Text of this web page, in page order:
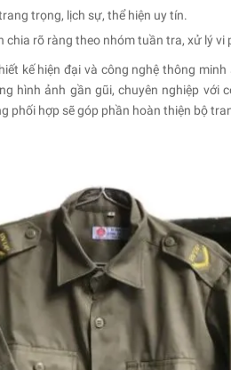
trọng, lịch sự, thể hiện uy tín.
chia rõ ràng theo nhóm tuần tra, xử lý vi
kế hiện đại và công nghệ thông
hình ảnh gần gũi, chuyên nghiệp với
phối hợp sẽ góp phần hoàn thiện bộ